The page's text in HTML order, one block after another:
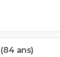
(84 ans)